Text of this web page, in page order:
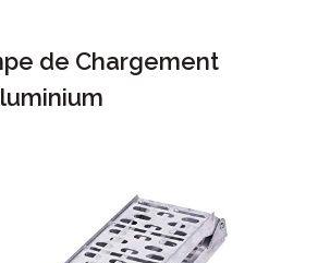
de Chargement